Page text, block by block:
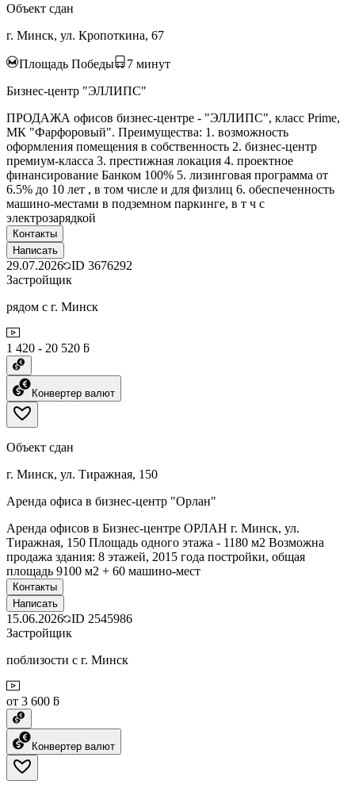
Объект сдан
г. Минск, ул. Кропоткина, 67
Площадь Победы 7 минут
Бизнес-центр "ЭЛЛИПС"
ПРОДАЖА офисов бизнес-центре - "ЭЛЛИПС", класс Prime,
МК "Фарфоровый". Преимущества: 1. возможность
оформления помещения в собственность 2. бизнес-центр
премиум-класса 3. престижная локация 4. проектное
финансирование Банком 100% 5. лизинговая программа от
6.5% до 10 лет , в том числе и для физлиц 6. обеспеченность
машино-местами в подземном паркинге, в т ч с
электрозарядкой
Контакты
Написать
29.07.2026 ID 3676292
Застройщик
рядом с г. Минск
1 420 - 20 520 ƃ
Конвертер валют
Объект сдан
г. Минск, ул. Тиражная, 150
Аренда офиса в бизнес-центр "Орлан"
Аренда офисов в Бизнес-центре ОРЛАН г. Минск, ул.
Тиражная, 150 Площадь одного этажа - 1180 м2 Возможна
продажа здания: 8 этажей, 2015 года постройки, общая
площадь 9100 м2 + 60 машино-мест
Контакты
Написать
15.06.2026 ID 2545986
Застройщик
поблизости с г. Минск
от 3 600 ƃ
Конвертер валют